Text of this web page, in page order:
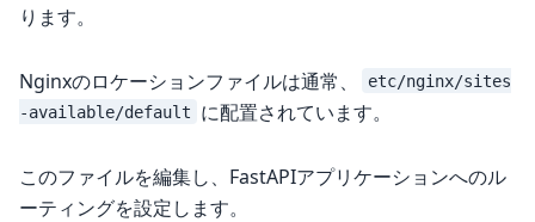
ります。
Nginxのロケーションファイルは通常、
etc/nginx/sites
-available/default
に配置されています。
このファイルを編集し、FastAPIアプリケーションへのル
ーティングを設定します。